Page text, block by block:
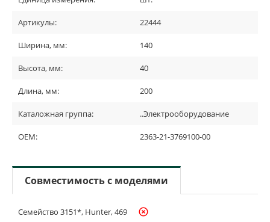
Артикулы: 22444
Ширина, мм: 140
Высота, мм: 40
Длина, мм: 200
Каталожная группа: ..Электрооборудование
OEM: 2363-21-3769100-00
Совместимость с моделями
Семейство 3151*, Hunter, 469 highlight_off